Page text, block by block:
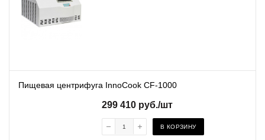
Пищевая центрифуга InnoCook CF-1000
299 410 руб./шт
В КОРЗИНУ